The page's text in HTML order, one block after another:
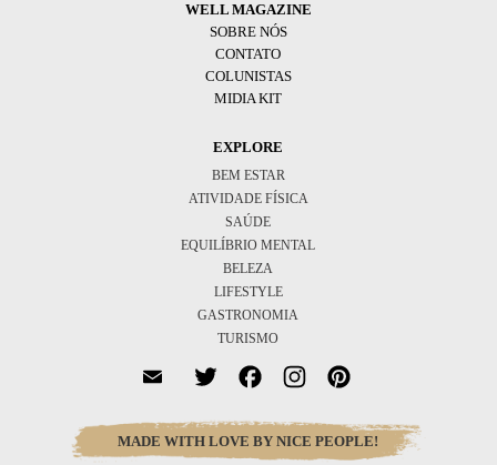
WELL MAGAZINE
SOBRE NÓS
CONTATO
COLUNISTAS
MIDIA KIT
EXPLORE
BEM ESTAR
ATIVIDADE FÍSICA
SAÚDE
EQUILÍBRIO MENTAL
BELEZA
LIFESTYLE
GASTRONOMIA
TURISMO
TwitterFacebookInstagram
MADE WITH LOVE BY NICE PEOPLE!